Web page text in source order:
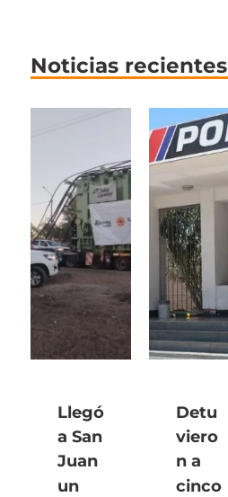
Noticias recientes
Llegó
a San
Juan
un
Detu
viero
n a
cinco